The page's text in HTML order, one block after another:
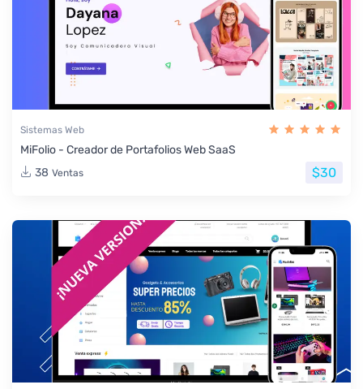
Sistemas Web
MiFolio - Creador de Portafolios Web SaaS
38 Ventas $30